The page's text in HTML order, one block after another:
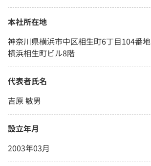
本社所在地
神奈川県横浜市中区相生町6丁目104番地
横浜相生町ビル8階
代表者氏名
吉原 敏男
設立年月
2003年03月